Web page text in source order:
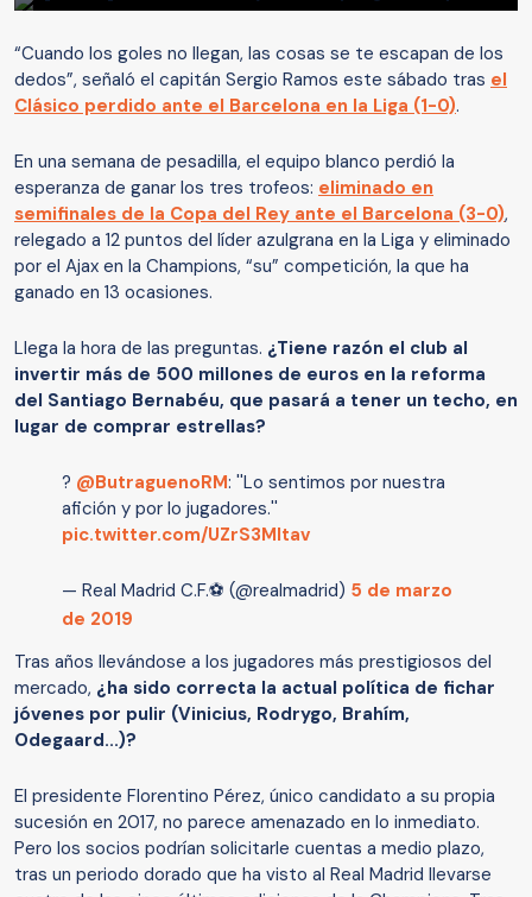
“Cuando los goles no llegan, las cosas se te escapan de los
dedos”, señaló el capitán Sergio Ramos este sábado tras el
Clásico perdido ante el Barcelona en la Liga (1-0).
En una semana de pesadilla, el equipo blanco perdió la
esperanza de ganar los tres trofeos: eliminado en
semifinales de la Copa del Rey ante el Barcelona (3-0),
relegado a 12 puntos del líder azulgrana en la Liga y eliminado
por el Ajax en la Champions, “su” competición, la que ha
ganado en 13 ocasiones.
Llega la hora de las preguntas. ¿Tiene razón el club al
invertir más de 500 millones de euros en la reforma
del Santiago Bernabéu, que pasará a tener un techo, en
lugar de comprar estrellas?
? @ButraguenoRM: ''Lo sentimos por nuestra
afición y por lo jugadores.''
pic.twitter.com/UZrS3Mltav
— Real Madrid C.F.⚽ (@realmadrid) 5 de marzo
de 2019
Tras años llevándose a los jugadores más prestigiosos del
mercado, ¿ha sido correcta la actual política de fichar
jóvenes por pulir (Vinicius, Rodrygo, Brahím,
Odegaard...)?
El presidente Florentino Pérez, único candidato a su propia
sucesión en 2017, no parece amenazado en lo inmediato.
Pero los socios podrían solicitarle cuentas a medio plazo,
tras un periodo dorado que ha visto al Real Madrid llevarse